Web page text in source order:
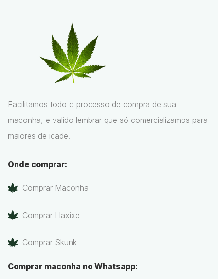
Facilitamos todo o processo de compra de sua
maconha, e valido lembrar que só comercializamos para
maiores de idade.
Onde comprar:
Comprar Maconha
Comprar Haxixe
Comprar Skunk
Comprar maconha no Whatsapp: